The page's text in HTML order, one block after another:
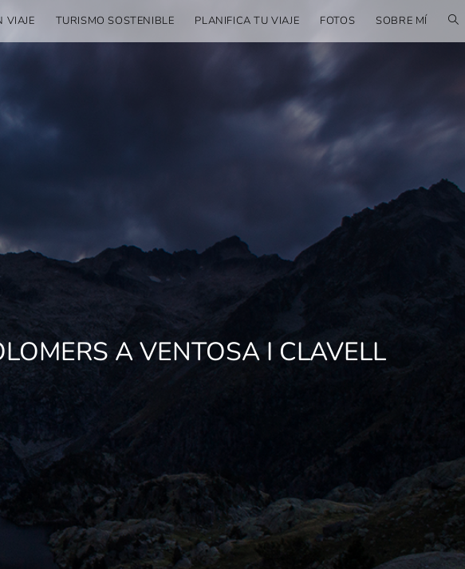
VIAJE TURISMO SOSTENIBLE PLANIFICA TU VIAJE FOTOS SOBRE MÍ
A VENTOSA I CLAVELL